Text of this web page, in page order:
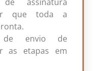
que toda a
de envio de
as etapas em